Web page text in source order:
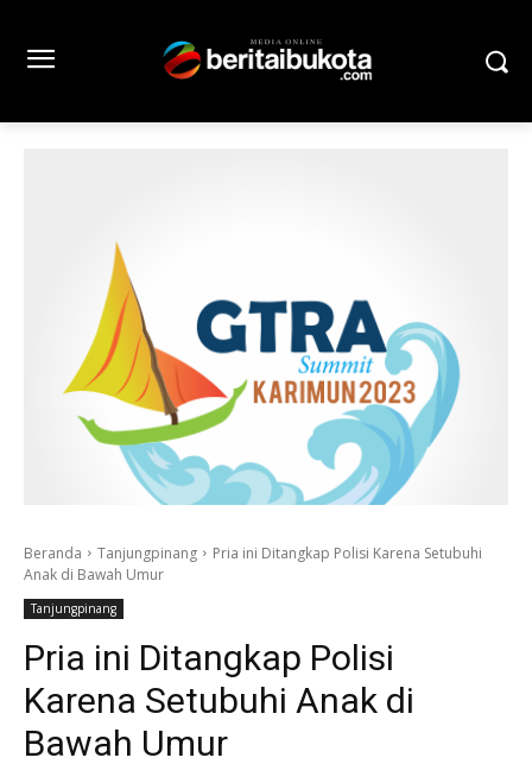
Beranda Tanjungpinang
Pria ini Ditangkap Polisi Karena Setubuhi
Anak di Bawah Umur
Tanjungpinang
Pria ini Ditangkap Polisi
Karena Setubuhi Anak di
Bawah Umur